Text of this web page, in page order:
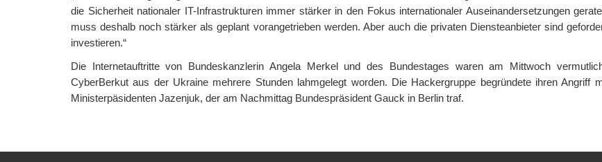
die Sicherheit nationaler IT-Infrastrukturen immer stärker in den Fokus internationaler Auseinandersetzungen
muss deshalb noch stärker als geplant vorangetrieben werden. Aber auch die privaten Diensteanbieter sind
investieren.“
Die Internetauftritte von Bundeskanzlerin Angela Merkel und des Bundestages waren am Mittwoch
CyberBerkut aus der Ukraine mehrere Stunden lahmgelegt worden. Die Hackergruppe begründete ihren Angriff
Ministerpäsidenten Jazenjuk, der am Nachmittag Bundespräsident Gauck in Berlin traf.